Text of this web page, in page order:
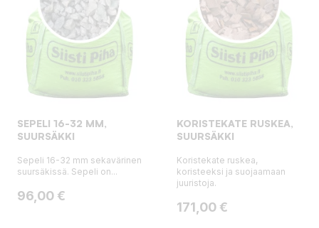
SEPELI 16-32 MM,
SUURSÄKKI
Sepeli 16-32 mm sekavärinen
suursäkissä. Sepeli on...
Hinta
96,00 €
KORISTEKATE RUSKEA,
SUURSÄKKI
Koristekate ruskea,
koristeeksi ja suojaamaan
juuristoja.
Hinta
171,00 €